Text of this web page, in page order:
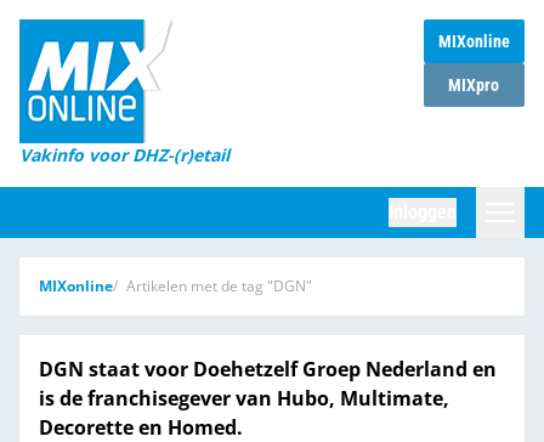
MIXonline
MIXpro
Vakinfo voor DHZ-(r)etail
Home
Magazines
DHZ Sessie
Marktcijfers
Partners
MIXonline Artikelen met de tag "DGN"
DGN staat voor Doehetzelf Groep Nederland en
is de franchisegever van Hubo, Multimate,
Decorette en Homed.